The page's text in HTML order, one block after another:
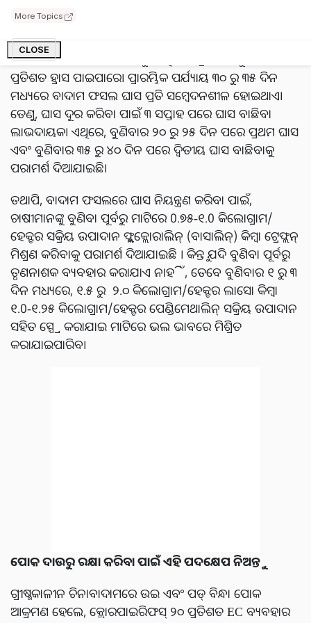
More Topics
CLOSE
ବାଦାମ ଫସଲରେ ଘାସ ଯୋଗୁଁ, ଉତ୍ପାଦନ ପ୍ରାୟ ୪୦ ରୁ ୪୫
ପ୍ରତିଶତ ହ୍ରାସ ପାଇପାରେ। ପ୍ରାରମ୍ଭିକ ପର୍ଯ୍ୟାୟ ୩୦ ରୁ ୩୫ ଦିନ
ମଧ୍ୟରେ ବାଦାମ ଫସଲ ଘାସ ପ୍ରତି ସମ୍ବେଦନଶୀଳ ହୋଇଥାଏ।
ତେଣୁ, ଘାସ ଦୂର କରିବା ପାଇଁ ୩ ସପ୍ତାହ ପରେ ଘାସ ବାଛିବା
ଲାଭଦାୟକ। ଏଥିରେ, ବୁଣିବାର ୨୦ ରୁ ୨୫ ଦିନ ପରେ ପ୍ରଥମ ଘାସ
ଏବଂ ବୁଣିବାର ୩୫ ରୁ ୪୦ ଦିନ ପରେ ଦ୍ୱିତୀୟ ଘାସ ବାଛିବାକୁ
ପରାମର୍ଶ ଦିଆଯାଇଛି।
ତଥାପି, ବାଦାମ ଫସଲରେ ଘାସ ନିୟନ୍ତ୍ରଣ କରିବା ପାଇଁ,
ଚାଷୀମାନଙ୍କୁ ବୁଣିବା ପୂର୍ବରୁ ମାଟିରେ 0.୭୫-୧.0 କିଲୋଗ୍ରାମ/
ହେକ୍ଟର ସକ୍ରିୟ ଉପାଦାନ ଫ୍ଲୁକ୍ଲୋରାଲିନ୍ (ବାସାଲିନ୍) କିମ୍ବା ଟ୍ରେଫ୍ଲନ୍
ମିଶ୍ରଣ କରିବାକୁ ପରାମର୍ଶ ଦିଆଯାଇଛି । କିନ୍ତୁ ଯଦି ବୁଣିବା ପୂର୍ବରୁ
ତୃଣନାଶକ ବ୍ୟବହାର କରାଯାଏ ନାହିଁ, ତେବେ ବୁଣିବାର ୧ ରୁ ୩
ଦିନ ମଧ୍ୟରେ, ୧.୫ ରୁ ୨.୦ କିଲୋଗ୍ରାମ/ହେକ୍ଟର ଲାସୋ କିମ୍ବା
୧.0-୧.୨୫ କିଲୋଗ୍ରାମ/ହେକ୍ଟର ପେଣ୍ଡିମେଥାଲିନ୍ ସକ୍ରିୟ ଉପାଦାନ
ସହିତ ସ୍ପ୍ରେ କରାଯାଇ ମାଟିରେ ଭଲ ଭାବରେ ମିଶ୍ରିତ
କରାଯାଇପାରିବ।
ପୋକ ଦାଉରୁ ରକ୍ଷା କରିବା ପାଇଁ ଏହି ପଦକ୍ଷେପ ନିଅନ୍ତୁ
ଗ୍ରୀଷ୍ମକାଳୀନ ଚିନାବାଦାମରେ ଉଇ ଏବଂ ପଡ୍ ବିନ୍ଧା ପୋକ
ଆକ୍ରମଣ ହେଲେ, କ୍ଲୋରପାଇରିଫସ୍ ୨୦ ପ୍ରତିଶତ EC ବ୍ୟବହାର